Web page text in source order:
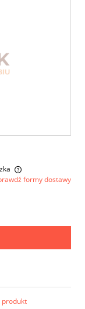
formy dostawy
produkt